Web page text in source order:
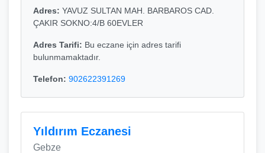
Adres: YAVUZ SULTAN MAH. BARBAROS CAD.
ÇAKIR SOKNO:4/B 60EVLER
Adres Tarifi: Bu eczane için adres tarifi
bulunmamaktadır.
Telefon: 902622391269
Yıldırım Eczanesi
Gebze